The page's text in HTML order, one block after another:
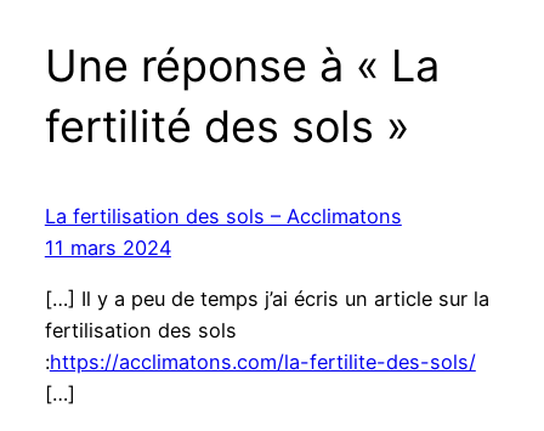
Une réponse à « La
fertilité des sols »
La fertilisation des sols – Acclimatons
11 mars 2024
[…] Il y a peu de temps j’ai écris un article sur la
fertilisation des sols
:https://acclimatons.com/la-fertilite-des-sols/
[…]